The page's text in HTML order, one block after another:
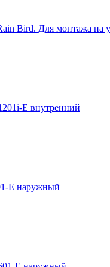
Bird. Для монтажа на
E внутренний
E наружный